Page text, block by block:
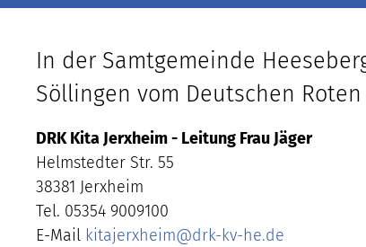
In der Samtgemeinde
Söllingen vom Deutschen
DRK Kita Jerxheim - Leitung Frau Jäger
Helmstedter Str. 55
38381 Jerxheim
Tel. 05354 9009100
E-Mail kitajerxheim@drk-kv-he.de